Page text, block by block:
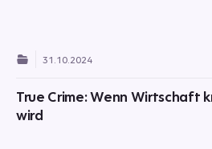
31.10.2024
True Crime: Wenn Wirtschaft
wird